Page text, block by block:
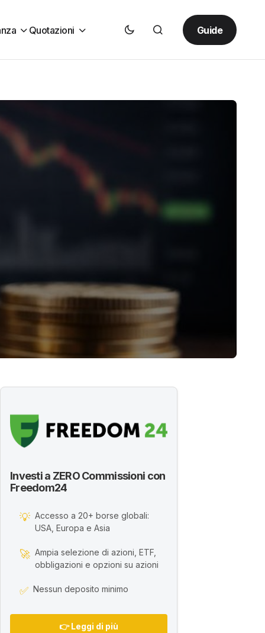
Quotazioni Guide
Investi a ZERO Commissioni con
Freedom24
💡 Accesso a 20+ borse globali:
USA, Europa e Asia
🚀 Ampia selezione di azioni, ETF,
obbligazioni e opzioni su azioni
✅ Nessun deposito minimo
👉 Leggi di più